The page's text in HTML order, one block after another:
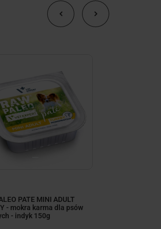
PATE MINI ADULT
- mokra karma dla psów
- indyk 150g